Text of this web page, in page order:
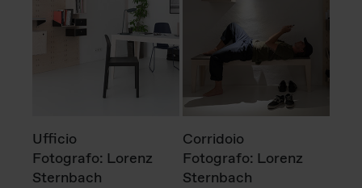
Ufficio
Fotografo: Lorenz
Sternbach
Corridoio
Fotografo: Lorenz
Sternbach